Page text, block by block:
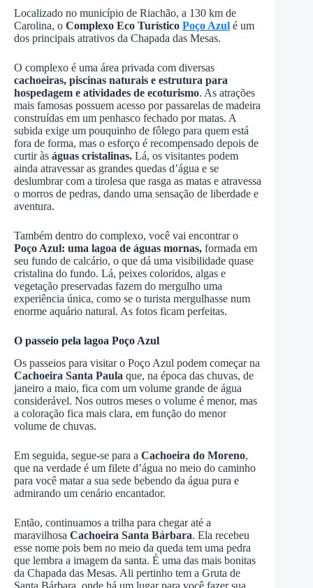
Localizado no município de Riachão, a 130 km de
Carolina, o Complexo Eco Turístico Poço Azul é um
dos principais atrativos da Chapada das Mesas.
O complexo é uma área privada com diversas
cachoeiras, piscinas naturais e estrutura para
hospedagem e atividades de ecoturismo. As atrações
mais famosas possuem acesso por passarelas de madeira
construídas em um penhasco fechado por matas. A
subida exige um pouquinho de fôlego para quem está
fora de forma, mas o esforço é recompensado depois de
curtir às águas cristalinas. Lá, os visitantes podem
ainda atravessar as grandes quedas d’água e se
deslumbrar com a tirolesa que rasga as matas e atravessa
o morros de pedras, dando uma sensação de liberdade e
aventura.
Também dentro do complexo, você vai encontrar o
Poço Azul: uma lagoa de águas mornas, formada em
seu fundo de calcário, o que dá uma visibilidade quase
cristalina do fundo. Lá, peixes coloridos, algas e
vegetação preservadas fazem do mergulho uma
experiência única, como se o turista mergulhasse num
enorme aquário natural. As fotos ficam perfeitas.
O passeio pela lagoa Poço Azul
Os passeios para visitar o Poço Azul podem começar na
Cachoeira Santa Paula que, na época das chuvas, de
janeiro a maio, fica com um volume grande de água
considerável. Nos outros meses o volume é menor, mas
a coloração fica mais clara, em função do menor
volume de chuvas.
Em seguida, segue-se para a Cachoeira do Moreno,
que na verdade é um filete d’água no meio do caminho
para você matar a sua sede bebendo da água pura e
admirando um cenário encantador.
Então, continuamos a trilha para chegar até a
maravilhosa Cachoeira Santa Bárbara. Ela recebeu
esse nome pois bem no meio da queda tem uma pedra
que lembra a imagem da santa. É uma das mais bonitas
da Chapada das Mesas. Ali pertinho tem a Gruta de